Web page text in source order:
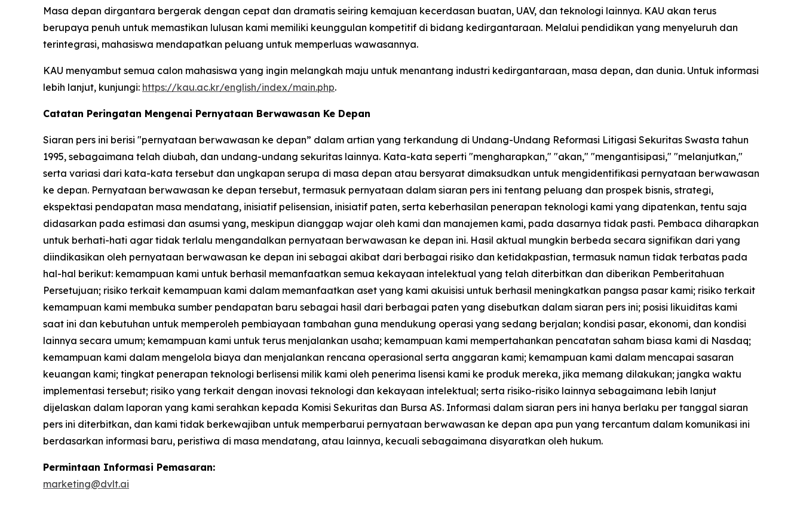
Masa depan dirgantara bergerak dengan cepat dan dramatis seiring kemajuan kecerdasan buatan, UAV, dan teknologi lainnya. KAU akan terus
berupaya penuh untuk memastikan lulusan kami memiliki keunggulan kompetitif di bidang kedirgantaraan. Melalui pendidikan yang menyeluruh dan
terintegrasi, mahasiswa mendapatkan peluang untuk memperluas wawasannya.
KAU menyambut semua calon mahasiswa yang ingin melangkah maju untuk menantang industri kedirgantaraan, masa depan, dan dunia. Untuk informasi
lebih lanjut, kunjungi: https://kau.ac.kr/english/index/main.php.
Catatan Peringatan Mengenai Pernyataan Berwawasan Ke Depan
Siaran pers ini berisi "pernyataan berwawasan ke depan” dalam artian yang terkandung di Undang-Undang Reformasi Litigasi Sekuritas Swasta tahun
1995, sebagaimana telah diubah, dan undang-undang sekuritas lainnya. Kata-kata seperti "mengharapkan," "akan," "mengantisipasi," "melanjutkan,"
serta variasi dari kata-kata tersebut dan ungkapan serupa di masa depan atau bersyarat dimaksudkan untuk mengidentifikasi pernyataan berwawasan
ke depan. Pernyataan berwawasan ke depan tersebut, termasuk pernyataan dalam siaran pers ini tentang peluang dan prospek bisnis, strategi,
ekspektasi pendapatan masa mendatang, inisiatif pelisensian, inisiatif paten, serta keberhasilan penerapan teknologi kami yang dipatenkan, tentu saja
didasarkan pada estimasi dan asumsi yang, meskipun dianggap wajar oleh kami dan manajemen kami, pada dasarnya tidak pasti. Pembaca diharapkan
untuk berhati-hati agar tidak terlalu mengandalkan pernyataan berwawasan ke depan ini. Hasil aktual mungkin berbeda secara signifikan dari yang
diindikasikan oleh pernyataan berwawasan ke depan ini sebagai akibat dari berbagai risiko dan ketidakpastian, termasuk namun tidak terbatas pada
hal-hal berikut: kemampuan kami untuk berhasil memanfaatkan semua kekayaan intelektual yang telah diterbitkan dan diberikan Pemberitahuan
Persetujuan; risiko terkait kemampuan kami dalam memanfaatkan aset yang kami akuisisi untuk berhasil meningkatkan pangsa pasar kami; risiko terkait
kemampuan kami membuka sumber pendapatan baru sebagai hasil dari berbagai paten yang disebutkan dalam siaran pers ini; posisi likuiditas kami
saat ini dan kebutuhan untuk memperoleh pembiayaan tambahan guna mendukung operasi yang sedang berjalan; kondisi pasar, ekonomi, dan kondisi
lainnya secara umum; kemampuan kami untuk terus menjalankan usaha; kemampuan kami mempertahankan pencatatan saham biasa kami di Nasdaq;
kemampuan kami dalam mengelola biaya dan menjalankan rencana operasional serta anggaran kami; kemampuan kami dalam mencapai sasaran
keuangan kami; tingkat penerapan teknologi berlisensi milik kami oleh penerima lisensi kami ke produk mereka, jika memang dilakukan; jangka waktu
implementasi tersebut; risiko yang terkait dengan inovasi teknologi dan kekayaan intelektual; serta risiko-risiko lainnya sebagaimana lebih lanjut
dijelaskan dalam laporan yang kami serahkan kepada Komisi Sekuritas dan Bursa AS. Informasi dalam siaran pers ini hanya berlaku per tanggal siaran
pers ini diterbitkan, dan kami tidak berkewajiban untuk memperbarui pernyataan berwawasan ke depan apa pun yang tercantum dalam komunikasi ini
berdasarkan informasi baru, peristiwa di masa mendatang, atau lainnya, kecuali sebagaimana disyaratkan oleh hukum.
Permintaan Informasi Pemasaran:
marketing@dvlt.ai